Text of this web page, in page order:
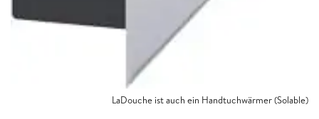
LaDouche ist auch ein Handtuchwärmer (Solable)